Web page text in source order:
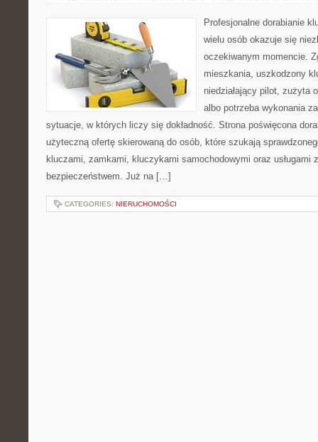
Profesjonalne dorabianie
wielu osób okazuje się
oczekiwanym momencie.
mieszkania, uszkodzony
niedziałający pilot, zużyta
albo potrzeba wykonania
sytuacje, w których liczy się dokładność. Strona poświęcona
użyteczną ofertę skierowaną do osób, które szukają
kluczami, zamkami, kluczykami samochodowymi oraz usługami
bezpieczeństwem. Już na […]
CATEGORIES: NIERUCHOMOŚCI